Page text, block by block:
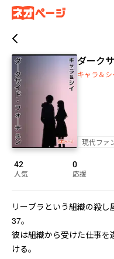
ダーク
キャラ＆シ
現代ファ
42
人気
0
応援
リーブラという組織の殺
37。
彼は組織から受けた仕事
ける。